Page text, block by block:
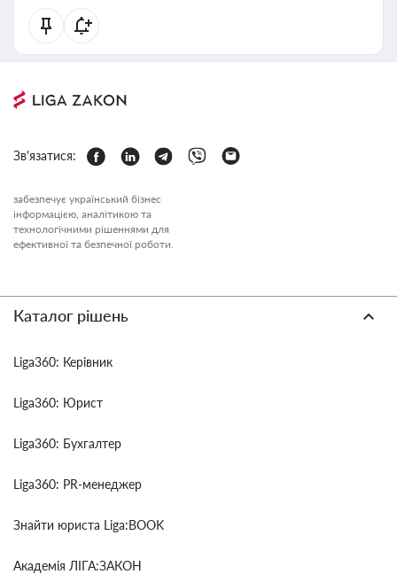
Зв'язатися:
забезпечує український бізнес
інформацією, аналітикою та
технологічними рішеннями для
ефективної та безпечної роботи.
Каталог рішень
Liga360: Керівник
Liga360: Юрист
Liga360: Бухгалтер
Liga360: PR-менеджер
Знайти юриста Liga:BOOK
Академія ЛІГА:ЗАКОН